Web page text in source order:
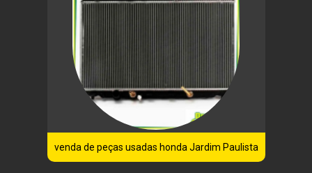
venda de peças usadas honda Jardim Paulista